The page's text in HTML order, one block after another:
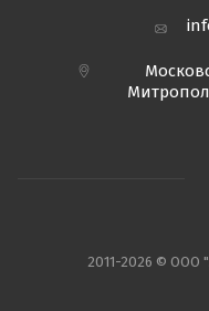
2011-2026 © ООО